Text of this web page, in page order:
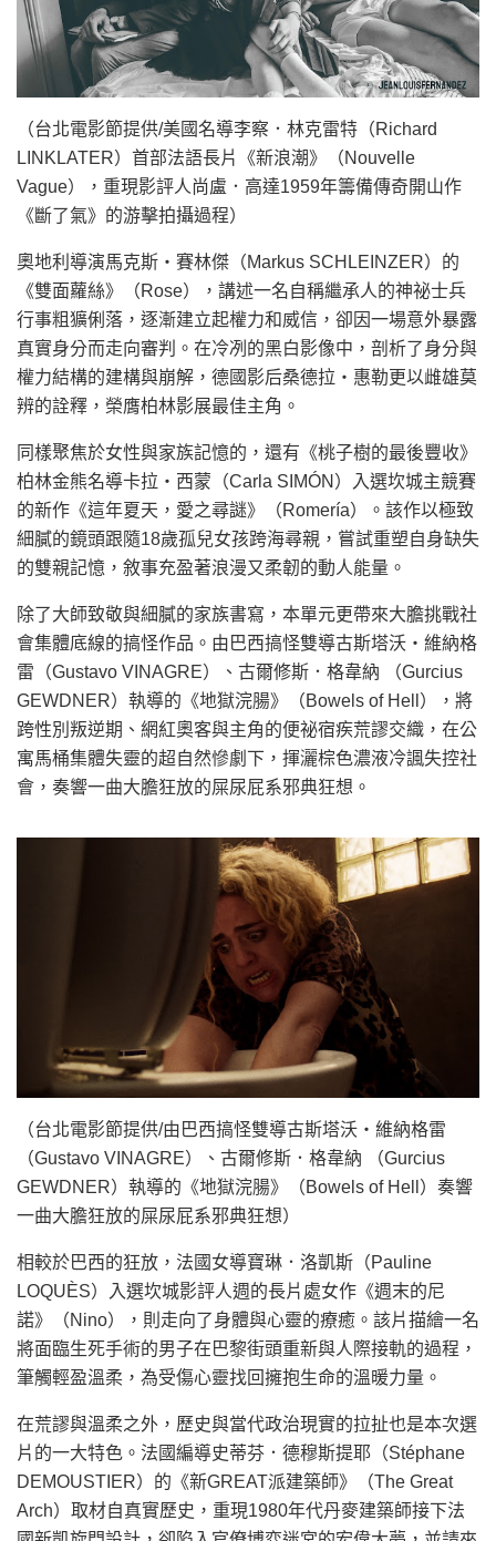
（台北電影節提供/美國名導李察．林克雷特（Richard
LINKLATER）首部法語長片《新浪潮》（Nouvelle
Vague），重現影評人尚盧．高達1959年籌備傳奇開山作
《斷了氣》的游擊拍攝過程）
奧地利導演馬克斯・賽林傑（Markus SCHLEINZER）的
《雙面蘿絲》（Rose），講述一名自稱繼承人的神祕士兵
行事粗獷俐落，逐漸建立起權力和威信，卻因一場意外暴露
真實身分而走向審判。在冷冽的黑白影像中，剖析了身分與
權力結構的建構與崩解，德國影后桑德拉・惠勒更以雌雄莫
辨的詮釋，榮膺柏林影展最佳主角。
同樣聚焦於女性與家族記憶的，還有《桃子樹的最後豐收》
柏林金熊名導卡拉・西蒙（Carla SIMÓN）入選坎城主競賽
的新作《這年夏天，愛之尋謎》（Romería）。該作以極致
細膩的鏡頭跟隨18歲孤兒女孩跨海尋親，嘗試重塑自身缺失
的雙親記憶，敘事充盈著浪漫又柔韌的動人能量。
除了大師致敬與細膩的家族書寫，本單元更帶來大膽挑戰社
會集體底線的搞怪作品。由巴西搞怪雙導古斯塔沃・維納格
雷（Gustavo VINAGRE）、古爾修斯．格韋納 （Gurcius
GEWDNER）執導的《地獄浣腸》（Bowels of Hell），將
跨性別叛逆期、網紅奧客與主角的便祕宿疾荒謬交織，在公
寓馬桶集體失靈的超自然慘劇下，揮灑棕色濃液冷諷失控社
會，奏響一曲大膽狂放的屎尿屁系邪典狂想。
（台北電影節提供/由巴西搞怪雙導古斯塔沃・維納格雷
（Gustavo VINAGRE）、古爾修斯．格韋納 （Gurcius
GEWDNER）執導的《地獄浣腸》（Bowels of Hell）奏響
一曲大膽狂放的屎尿屁系邪典狂想）
相較於巴西的狂放，法國女導寶琳．洛凱斯（Pauline
LOQUÈS）入選坎城影評人週的長片處女作《週末的尼
諾》（Nino），則走向了身體與心靈的療癒。該片描繪一名
將面臨生死手術的男子在巴黎街頭重新與人際接軌的過程，
筆觸輕盈溫柔，為受傷心靈找回擁抱生命的溫暖力量。
在荒謬與溫柔之外，歷史與當代政治現實的拉扯也是本次選
片的一大特色。法國編導史蒂芬．德穆斯提耶（Stéphane
DEMOUSTIER）的《新GREAT派建築師》（The Great
Arch）取材自真實歷史，重現1980年代丹麥建築師接下法